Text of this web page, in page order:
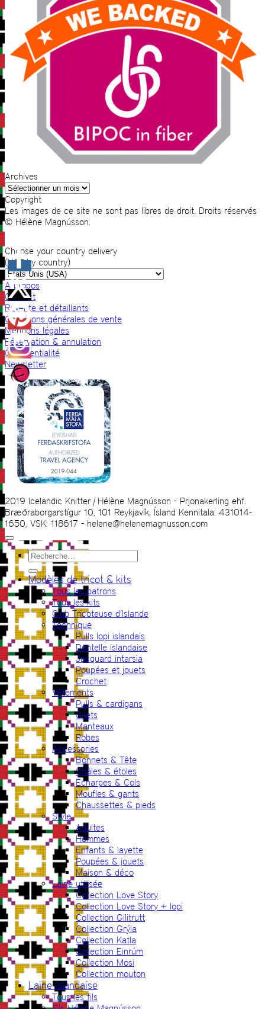
Archives
Archives
Copyright
Les images de ce site ne sont pas libres de droit. Droits réservés
© Hélène Magnússon.
Choose your country delivery
(VAT by country)
A propos
Contact
Revente et détaillants
Conditions générales de vente
Mentions légales
Réservation & annulation
Confidentialité
Newsletter
2019 Icelandic Knitter | Hélène Magnússon - Prjonakerling ehf.
Bræðraborgarstígur 10, 101 Reykjavík, Ísland Kennitala: 431014-
1650, VSK: 118617 - helene@helenemagnusson.com
Recherche
pour :
Modèles de tricot & kits
Tous les patrons
Tous les kits
Club Tricoteuse d’Islande
Technique
Pulls lopi islandais
Dentelle islandaise
Jacquard intarsia
Poupées et jouets
Crochet
Vêtements
Pulls & cardigans
Gilets
Manteaux
Robes
Accessories
Bonnets & Tête
Châles & étoles
Echarpes & Cols
Moufles & gants
Chaussettes & pieds
Style
Adultes
Hommes
Enfants & layette
Poupées & jouets
Maison & déco
Laine utilisée
Collection Love Story
Collection Love Story + lopi
Collection Gilitrutt
Collection Grýla
Collection Katla
Collection Einrúm
Collection Mosi
Collection mouton
Laine islandaise
Tous les fils